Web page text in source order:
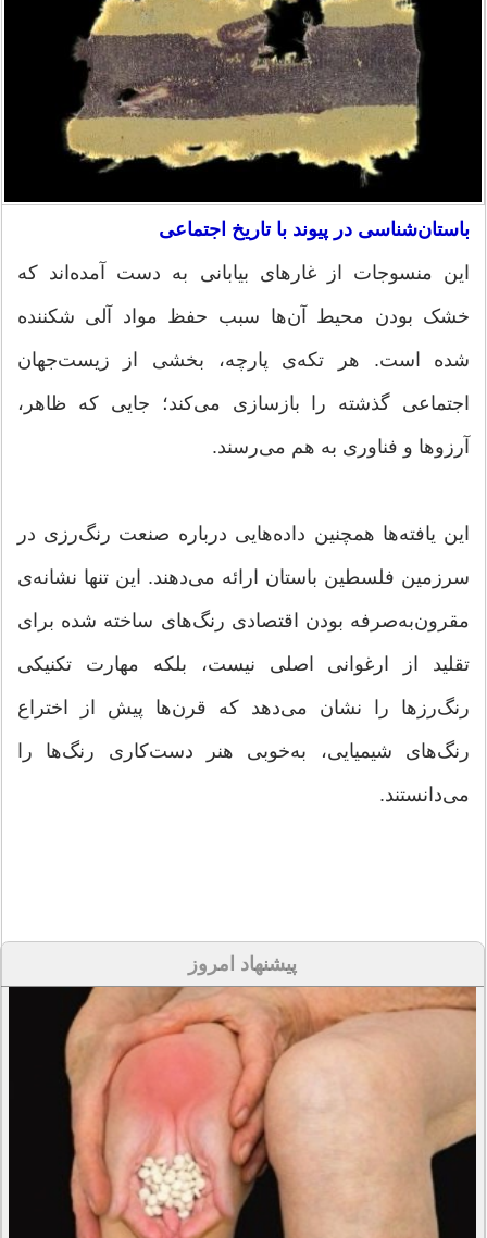
باستان‌شناسی در پیوند با تاریخ اجتماعی
این منسوجات از غارهای بیابانی به دست آمده‌اند که
خشک بودن محیط آن‌ها سبب حفظ مواد آلی شکننده
شده است. هر تکه‌ی پارچه، بخشی از زیست‌جهان
اجتماعی گذشته را بازسازی می‌کند؛ جایی که ظاهر،
آرزوها و فناوری به هم می‌رسند.
این یافته‌ها همچنین داده‌هایی درباره صنعت رنگ‌رزی در
سرزمین فلسطین باستان ارائه می‌دهند. این تنها نشانه‌ی
مقرون‌به‌صرفه بودن اقتصادی رنگ‌های ساخته شده برای
تقلید از ارغوانی اصلی نیست، بلکه مهارت تکنیکی
رنگ‌رزها را نشان می‌دهد که قرن‌ها پیش از اختراع
رنگ‌های شیمیایی، به‌خوبی هنر دست‌کاری رنگ‌ها را
می‌دانستند.
پیشنهاد امروز